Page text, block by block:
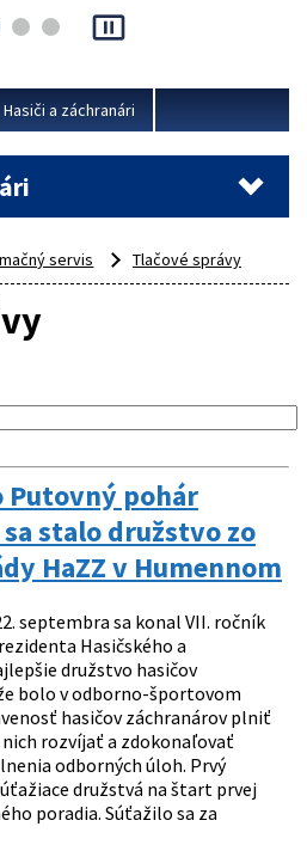
pause_presentation
Hasiči a záchranári
servis Tlačové správy
Putovný pohár
stalo družstvo zo
HaZZ v Humennom
septembra sa konal VII. ročník
Hasičského a
družstvo hasičov
bolo v odborno-športovom
hasičov záchranárov plniť
rozvíjať a zdokonaľovať
odborných úloh. Prvý
družstvá na štart prvej
poradia. Súťažilo sa za